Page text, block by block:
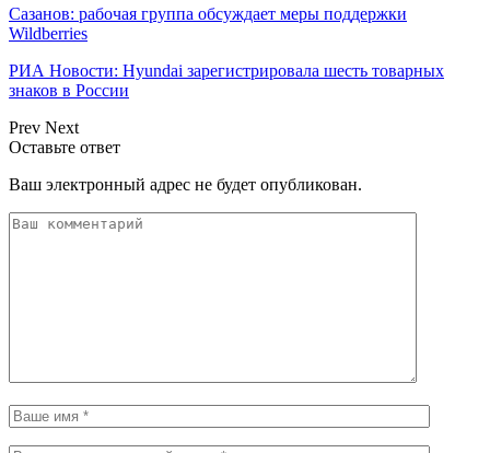
Сазанов: рабочая группа обсуждает меры поддержки
Wildberries
РИА Новости: Hyundai зарегистрировала шесть товарных
знаков в России
Prev Next
Оставьте ответ
Ваш электронный адрес не будет опубликован.